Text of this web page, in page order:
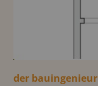
der bauingenieur